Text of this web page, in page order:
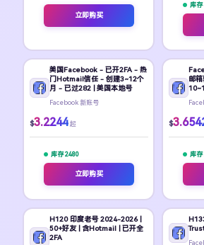
立即购买
库存
美国Facebook - 已开2FA - 热
门Hotmail信任 - 创建3~12个
月 - 已过282 | 美国本地号
Facebook 新账号
$3.2244 起
库存 2480
立即购买
邮
$
库存
H120 印度老号 2024-2026 |
50+好友 | 含Hotmail | 已开全
2FA